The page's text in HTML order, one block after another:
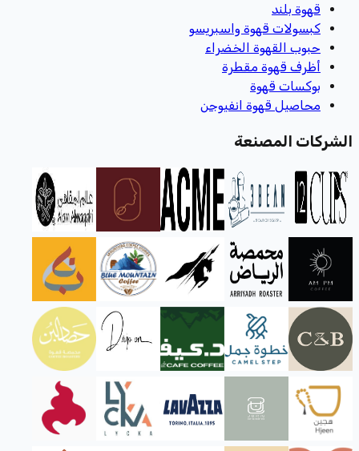
قهوة بلند
كبسولات قهوة واسبريسو
حبوب القهوة الخضراء
أظرف قهوة مقطرة
بوكسات قهوة
محاصيل قهوة انفيوجن
الشركات المصنعة